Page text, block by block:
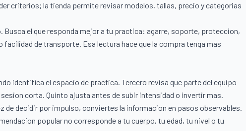
criterios; la tienda permite revisar modelos, tallas, precio y categorias
el que responda mejor a tu practica: agarre, soporte, proteccion,
de transporte. Esa lectura hace que la compra tenga mas
identifica el espacio de practica. Tercero revisa que parte del equipo
corta. Quinto ajusta antes de subir intensidad o invertir mas.
de decidir por impulso, conviertes la informacion en pasos observables.
popular no corresponde a tu cuerpo, tu edad, tu nivel o tu